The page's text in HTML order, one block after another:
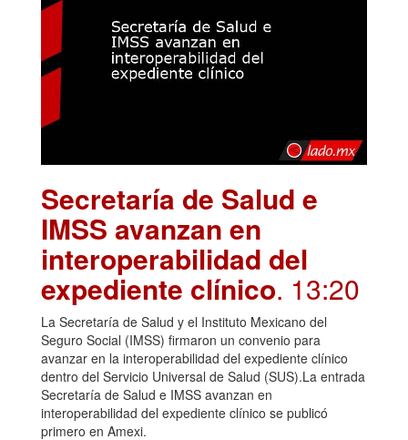
Secretaría de Salud e
IMSS avanzan en
interoperabilidad del
expediente clínico. 13:20
La Secretaría de Salud y el Instituto Mexicano del
Seguro Social (IMSS) firmaron un convenio para
avanzar en la interoperabilidad del expediente clínico
dentro del Servicio Universal de Salud (SUS).La entrada
Secretaría de Salud e IMSS avanzan en
interoperabilidad del expediente clínico se publicó
primero en Amexi.